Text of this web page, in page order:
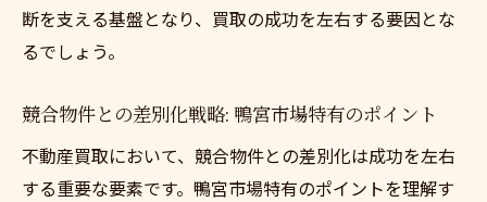
断を支える基盤となり、買取の成功を左右する要因とな
るでしょう。
競合物件との差別化戦略: 鴨宮市場特有のポイント
不動産買取において、競合物件との差別化は成功を左右
する重要な要素です。鴨宮市場特有のポイントを理解す